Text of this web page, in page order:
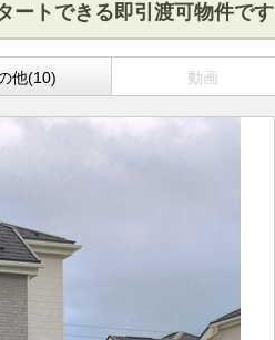
ートできる即引渡可物件です
他(10) 動画